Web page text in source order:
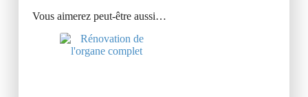
Vous aimerez peut-être aussi…